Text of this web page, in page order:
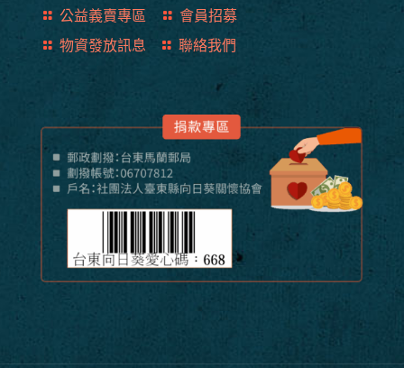
公益義賣專區
會員招募
物資發放訊息
聯絡我們